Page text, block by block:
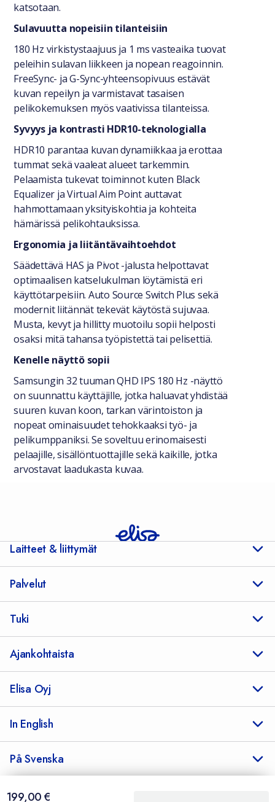
199,00 €
199,00€
katsotaan.
Sulavuutta nopeisiin tilanteisiin
180 Hz virkistystaajuus ja 1 ms vasteaika tuovat
peleihin sulavan liikkeen ja nopean reagoinnin.
FreeSync- ja G-Sync-yhteensopivuus estävät
kuvan repeilyn ja varmistavat tasaisen
pelikokemuksen myös vaativissa tilanteissa.
Syvyys ja kontrasti HDR10-teknologialla
HDR10 parantaa kuvan dynamiikkaa ja erottaa
tummat sekä vaaleat alueet tarkemmin.
Pelaamista tukevat toiminnot kuten Black
Equalizer ja Virtual Aim Point auttavat
hahmottamaan yksityiskohtia ja kohteita
hämärissä pelikohtauksissa.
Ergonomia ja liitäntävaihtoehdot
Säädettävä HAS ja Pivot -jalusta helpottavat
optimaalisen katselukulman löytämistä eri
käyttötarpeisiin. Auto Source Switch Plus sekä
modernit liitännät tekevät käytöstä sujuvaa.
Musta, kevyt ja hillitty muotoilu sopii helposti
osaksi mitä tahansa työpistettä tai pelisettiä.
Kenelle näyttö sopii
Samsungin 32 tuuman QHD IPS 180 Hz -näyttö
on suunnattu käyttäjille, jotka haluavat yhdistää
suuren kuvan koon, tarkan värintoiston ja
nopeat ominaisuudet tehokkaaksi työ- ja
pelikumppaniksi. Se soveltuu erinomaisesti
pelaajille, sisällöntuottajille sekä kaikille, jotka
arvostavat laadukasta kuvaa.
Laitteet & liittymät
Palvelut
Tuki
Ajankohtaista
Elisa Oyj
In English
På Svenska